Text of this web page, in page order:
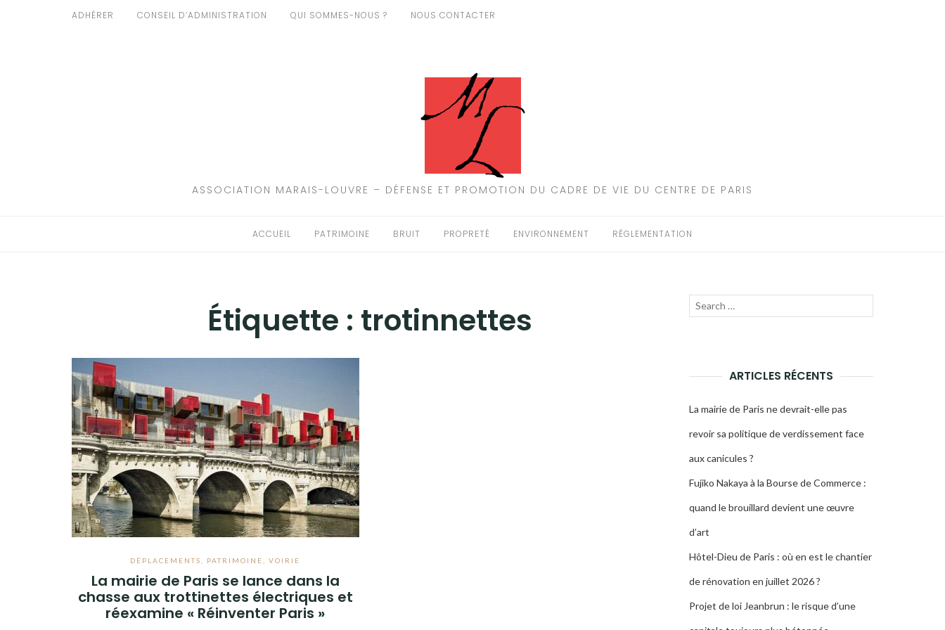
ADHÉRER CONSEIL D’ADMINISTRATION QUI SOMMES-NOUS ? NOUS CONTACTER
ASSOCIATION MARAIS-LOUVRE – DÉFENSE ET PROMOTION DU CADRE DE VIE DU CENTRE DE PARIS
ACCUEIL PATRIMOINE BRUIT PROPRETÉ ENVIRONNEMENT RÉGLEMENTATION
Étiquette : trotinnettes
DÉPLACEMENTS PATRIMOINE ,VOIRIE
La mairie de Paris se lance dans la
chasse aux trottinettes électriques et
réexamine « Réinventer Paris »
Recherche
ARTICLES RÉCENTS
La mairie de Paris ne devrait-elle pas
revoir sa politique de verdissement face
aux canicules ?
Fujiko Nakaya à la Bourse de Commerce :
quand le brouillard devient une œuvre
d’art
Hôtel-Dieu de Paris : où en est le chantier
de rénovation en juillet 2026 ?
Projet de loi Jeanbrun : le risque d’une